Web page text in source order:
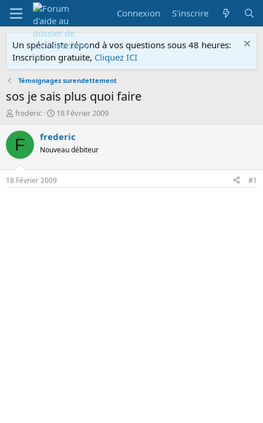
Connexion S'inscrire
Un spécialiste répond à vos questions sous 48 heures:
Inscription gratuite, Cliquez ICI
Témoignages surendettement
sos je sais plus quoi faire
A
t
e
r
d
e
frederic
D
t
d
d
é
18 Février 2009
F frederic
Nouveau débiteur
18 Février 2009 #1